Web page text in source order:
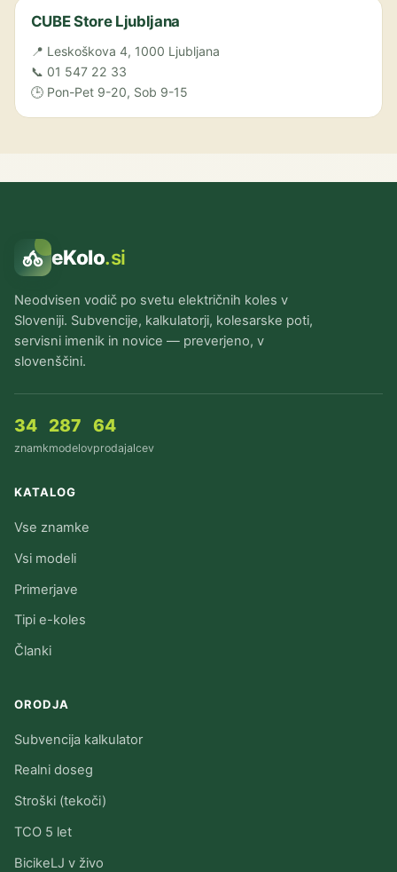
CUBE Store Ljubljana
📍 Leskoškova 4, 1000 Ljubljana
📞 01 547 22 33
🕒 Pon-Pet 9-20, Sob 9-15
eKolo.si
Neodvisen vodič po svetu električnih koles v
Sloveniji. Subvencije, kalkulatorji, kolesarske poti,
servisni imenik in novice — preverjeno, v
slovenščini.
34
znamk
287
modelov
64
prodajalcev
KATALOG
Vse znamke
Vsi modeli
Primerjave
Tipi e-koles
Članki
ORODJA
Subvencija kalkulator
Realni doseg
Stroški (tekoči)
TCO 5 let
BicikeLJ v živo